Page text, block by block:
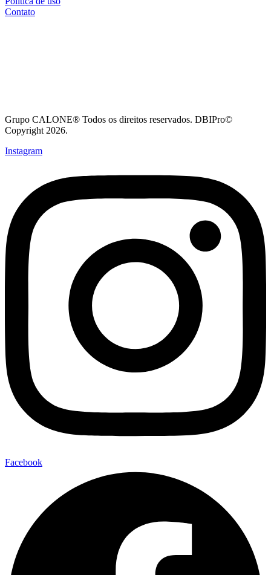
Contato
Grupo CALONE® Todos os direitos reservados. DBIPro©
Copyright 2026.
Instagram
Facebook